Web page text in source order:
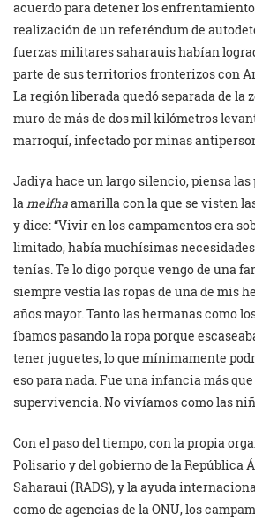
acuerdo para detener los
realización de un referéndum de
fuerzas militares saharauis habían
parte de sus territorios fronterizos con
La región liberada quedó separada de la
muro de más de dos mil kilómetros
marroquí, infectado por minas
Jadiya hace un largo silencio, piensa las
la melfhaamarilla con la que se visten
y dice: “Vivir en los campamentos era
limitado, había muchísimas
tenías. Te lo digo porque vengo de una
siempre vestía las ropas de una de mis
años mayor. Tanto las hermanas como
íbamos pasando la ropa porque
tener juguetes, lo que mínimamente
eso para nada. Fue una infancia más que
supervivencia. No vivíamos como las
Con el paso del tiempo, con la propia
Polisario y del gobierno de la República
Saharaui (RADS), y la ayuda
como de agencias de la ONU, los